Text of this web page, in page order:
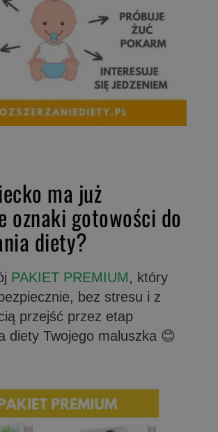
ma już
oznaki gotowości do
diety?
PAKIET PREMIUM, który
bez stresu i z
przejść przez etap
diety Twojego maluszka 😊